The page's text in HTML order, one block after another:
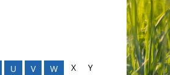
U V W X
Y